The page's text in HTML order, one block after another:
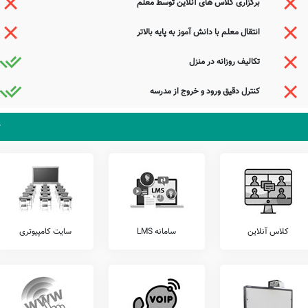
شامل آزمون های خیلی سبز، کانگورو، قلمچی، گاج، مرآت، و... را قبل از ثبت نام بررسی
ور نه اندیشه این کار فراموشش باد
دست با شاهد مقصود در آغوشش باد
شرمی از مظلمه خون سیاووشش باد
دیدگاه ها و نقطه نظرات تکمیل کننده شما می باشد.
برگزاری کلاس های آنلاین توسط معلم
انتقال معلم با دانش آموز به پایه بالاتر
تکالیف روزانه در منزل
کنترل دقیق ورود و خروج از مدرسه
کلاس آنلاین سامانه LMS سایت کامپیوتری